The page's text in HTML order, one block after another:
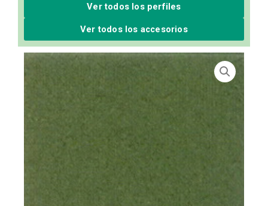
Ver todos los perfiles
Ver todos los accesorios